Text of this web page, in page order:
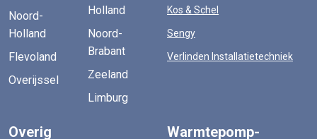
Noord-
Holland
Flevoland
Overijssel
Holland
Noord-
Brabant
Zeeland
Limburg
Kos & Schel
Sengy
Verlinden Installatietechniek
Overig Warmtepomp-